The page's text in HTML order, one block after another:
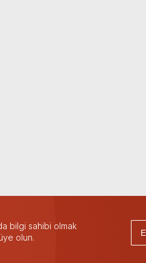
bilgi sahibi olmak
olun.